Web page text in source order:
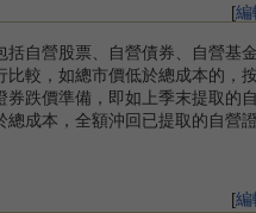
[編
括自營股票、自營債券、自營基金
比較，如總市價低於總成本的，
跌價準備，即如上季末提取的自
成本，全額沖回已提取的自營證
[編